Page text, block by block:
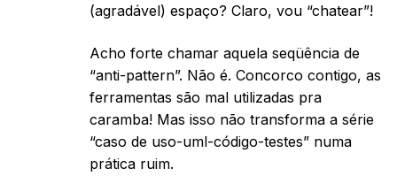
(agradável) espaço? Claro, vou “chatear”!
Acho forte chamar aquela seqüência de
“anti-pattern”. Não é. Concorco contigo, as
ferramentas são mal utilizadas pra
caramba! Mas isso não transforma a série
“caso de uso-uml-código-testes” numa
prática ruim.